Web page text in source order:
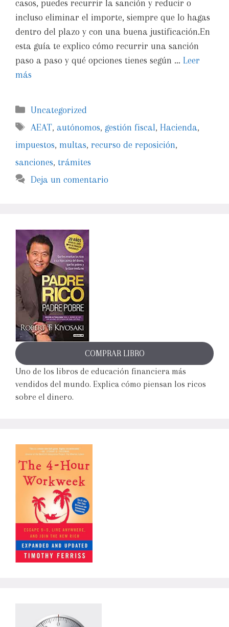
casos, puedes recurrir la sanción y reducir o
incluso eliminar el importe, siempre que lo hagas
dentro del plazo y con una buena justificación.En
esta guía te explico cómo recurrir una sanción
paso a paso y qué opciones tienes según … Leer
más
Uncategorized
AEAT,autónomos,gestión fiscal,Hacienda,
impuestos, multas, recurso de reposición,
sanciones, trámites
Deja un comentario
COMPRAR LIBRO
Uno de los libros de educación financiera más
vendidos del mundo. Explica cómo piensan los ricos
sobre el dinero.